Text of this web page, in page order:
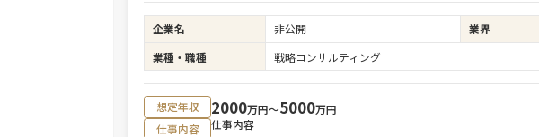
企業名 非公開 業界
業種・職種
戦略コンサルティング
想定年収 2000万円〜5000万円
仕事内容
仕事内容